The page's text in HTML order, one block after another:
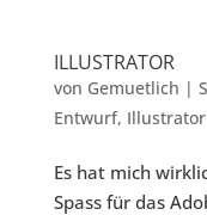
ILLUSTRATOR
von Gemuetlich |
Entwurf, Illustrator
Es hat mich
Spass für das